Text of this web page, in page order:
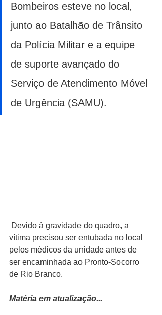
Bombeiros esteve no local,
junto ao Batalhão de Trânsito
da Polícia Militar e a equipe
de suporte avançado do
Serviço de Atendimento Móvel
de Urgência (SAMU).
Devido à gravidade do quadro, a
vítima precisou ser entubada no local
pelos médicos da unidade antes de
ser encaminhada ao Pronto-Socorro
de Rio Branco.
Matéria em atualização...